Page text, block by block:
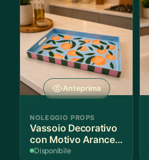
Anteprima
NOLEGGIO PROPS
Vassoio Decorativo
con Motivo Arance e
Foglie
Disponibile